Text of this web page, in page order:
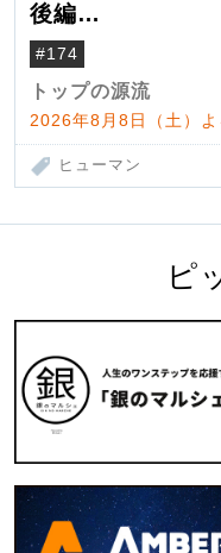
後編
米国駐在でも浮
んだ父母
#174
トップの源流
2026年8月8日（土）
ヒューマン
ピ